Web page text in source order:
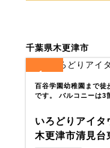
千葉県木更津市
1
百谷学園幼稚園まで徒
です。 バルコニーは3
いろどりアイタ
木更津市清見台